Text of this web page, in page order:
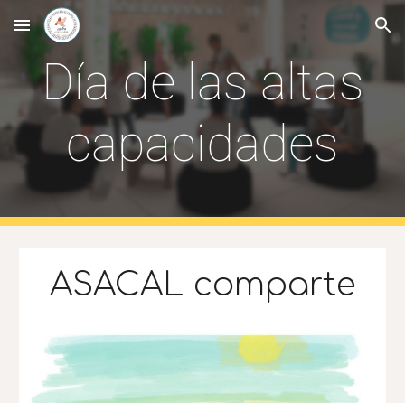
Skip to main content Skip to navigation
Día de las altas
capacidades
ASACAL comparte